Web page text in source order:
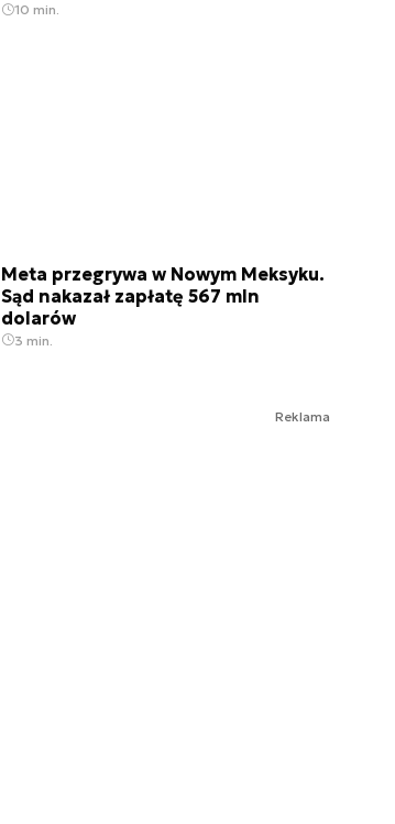
10 min.
Meta przegrywa w Nowym Meksyku.
Sąd nakazał zapłatę 567 mln
dolarów
3 min.
Reklama